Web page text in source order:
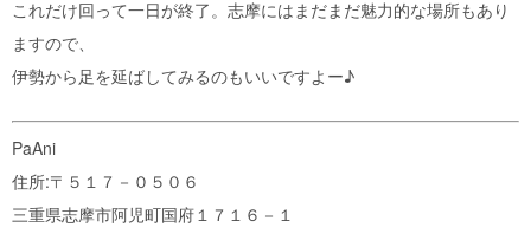
これだけ回って一日が終了。志摩にはまだまだ魅力的な場所もあり
ますので、
伊勢から足を延ばしてみるのもいいですよー♪
PaAni
住所:〒５１７－０５０６
三重県志摩市阿児町国府１７１６－１